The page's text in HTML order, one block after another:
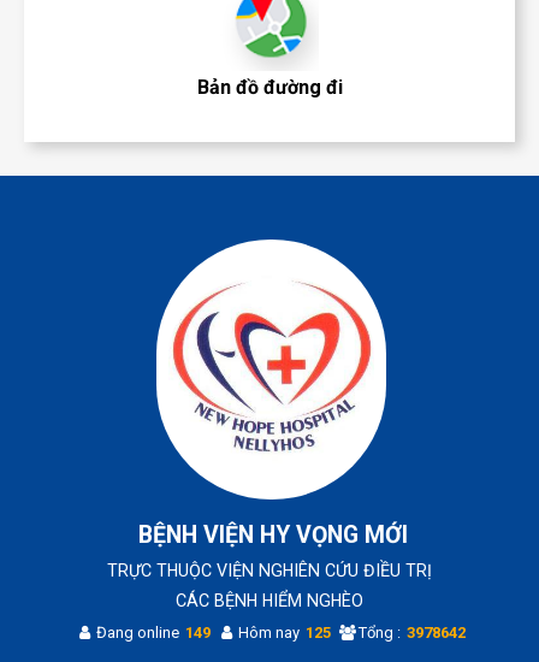
Bản đồ đường đi
BỆNH VIỆN HY VỌNG MỚI
TRỰC THUỘC VIỆN NGHIÊN CỨU ĐIỀU TRỊ
CÁC BỆNH HIỂM NGHÈO
Đang online 149 Hôm nay 125 Tổng : 3978642